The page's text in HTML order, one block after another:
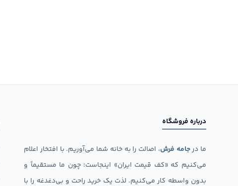
درباره فروشگاه
ما درجامه فرش، اصالت را به خانه شما می‌آوریم. با افتخار اعلام
می‌کنیم که «کف قیمت ایران» اینجاست؛ چون ما مستقیماً و
بدون واسطه کار می‌کنیم. لذت یک خرید راحت و بی‌دغدغه را با